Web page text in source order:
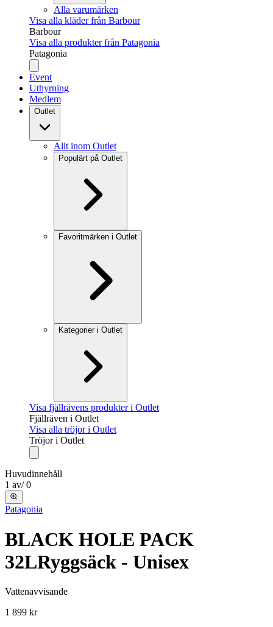
Alla varumärken
Visa alla kläder från Barbour
Barbour
Visa alla produkter från Patagonia
Patagonia
Event
Uthyrning
Medlem
Outlet
Allt inom Outlet
Populärt på Outlet
Favoritmärken i Outlet
Kategorier i Outlet
Visa fjällrävens produkter i Outlet
Fjällräven i Outlet
Visa alla tröjor i Outlet
Tröjor i Outlet
Huvudinnehåll
1 av/ 0
Patagonia
BLACK HOLE PACK
32LRyggsäck - Unisex
Vattenavvisande
1 899 kr